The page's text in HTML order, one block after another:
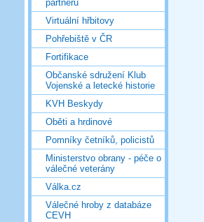
partnerů
Virtuální hřbitovy
Pohřebiště v ČR
Fortifikace
Občanské sdružení Klub
Vojenské a letecké historie
KVH Beskydy
Oběti a hrdinové
Pomníky četníků, policistů
Ministerstvo obrany - péče o
válečné veterány
Válka.cz
Válečné hroby z databáze
CEVH